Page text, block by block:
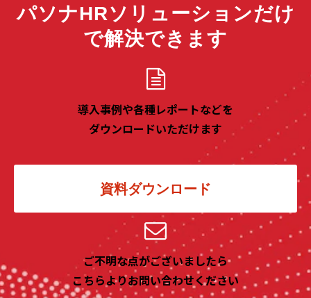
パソナHRソリューションだけ
で解決できます
導入事例や各種レポートなどを
ダウンロードいただけます
資料ダウンロード
ご不明な点がございましたら
こちらよりお問い合わせください